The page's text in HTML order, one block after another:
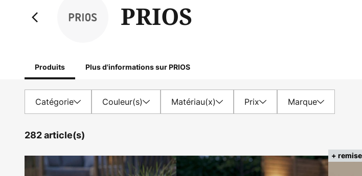
PRIOS
Produits Plus d'informations sur PRIOS
Catégorie Couleur(s) Matériau(x) Prix Marque
282 article(s)
+